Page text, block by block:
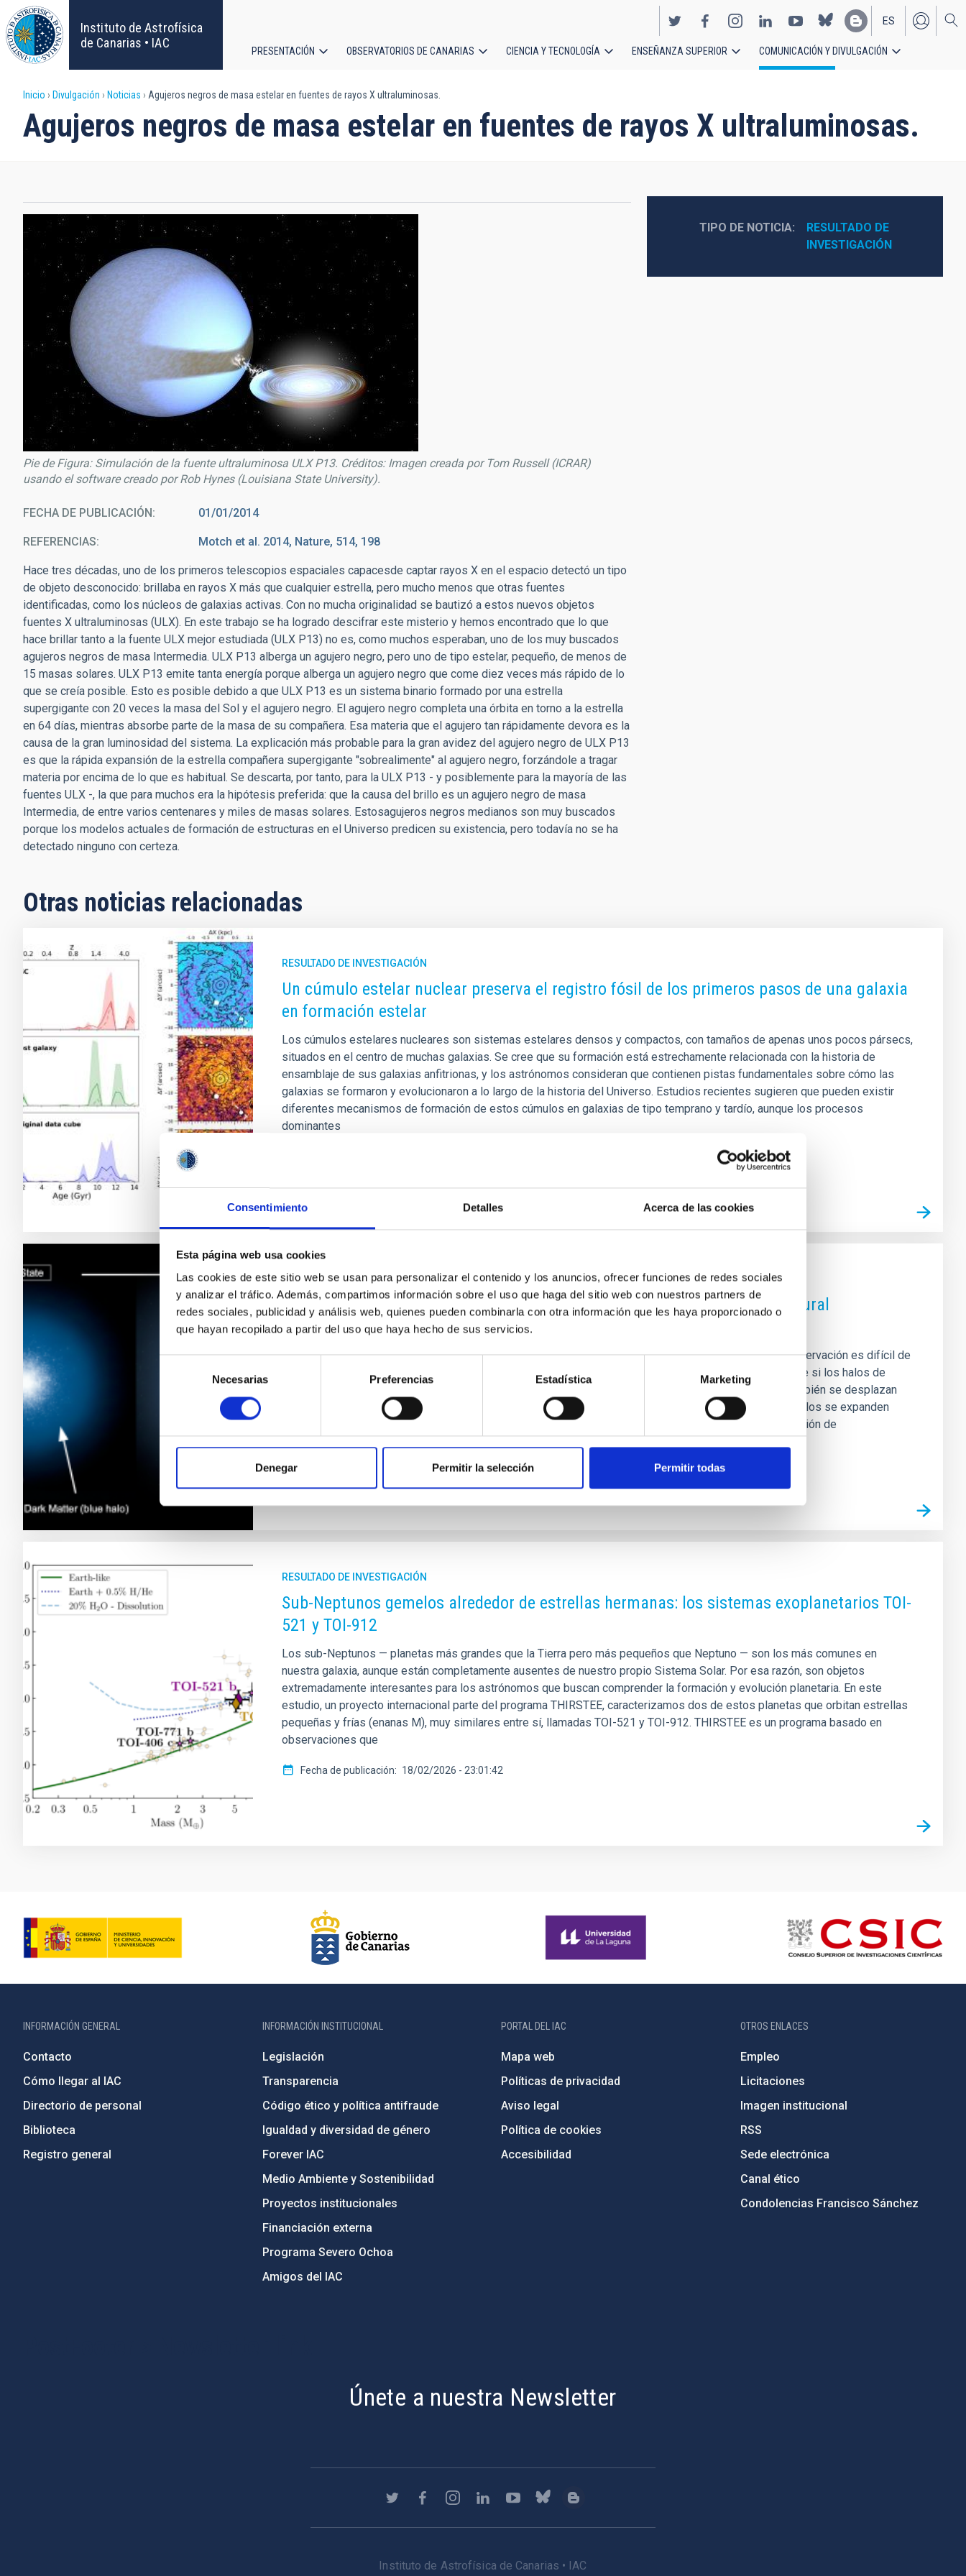
Consentimiento Detalles Acerca de las cookies
Esta página web usa cookies
Las cookies de este sitio web se usan para personalizar el contenido y los anuncios, ofrecer funciones de redes sociales
y analizar el tráfico. Además, compartimos información sobre el uso que haga del sitio web con nuestros partners de
redes sociales, publicidad y análisis web, quienes pueden combinarla con otra información que les haya proporcionado o
que hayan recopilado a partir del uso que haya hecho de sus servicios.
consentimiento
Necesarias Preferencias Estadística Marketing
Denegar Permitir la selección Permitir todas
Pasar
al
contenido
principal
Instituto de Astrofísica
de Canarias • IAC
EN
ES
principal
PRESENTACIÓN OBSERVATORIOS DE CANARIAS CIENCIA Y TECNOLOGÍA ENSEÑANZA SUPERIOR COMUNICACIÓN Y DIVULGACIÓN
Sobrescribir
enlaces
ayuda
a
navegación
Inicio Divulgación Noticias Agujeros negros de masa estelar en fuentes de rayos X ultraluminosas.
Agujeros negros de masa estelar en fuentes de rayos X ultraluminosas.
Pie de Figura: Simulación de la fuente ultraluminosa ULX P13. Créditos: Imagen creada por Tom Russell (ICRAR)
usando el software creado por Rob Hynes (Louisiana State University).
FECHA DE PUBLICACIÓN 01/01/2014
REFERENCIAS Motch et al. 2014, Nature, 514, 198
Hace tres décadas, uno de los primeros telescopios espaciales capacesde captar rayos X en el espacio detectó un tipo
de objeto desconocido: brillaba en rayos X más que cualquier estrella, pero mucho menos que otras fuentes
identificadas, como los núcleos de galaxias activas. Con no mucha originalidad se bautizó a estos nuevos objetos
fuentes X ultraluminosas (ULX). En este trabajo se ha logrado descifrar este misterio y hemos encontrado que lo que
hace brillar tanto a la fuente ULX mejor estudiada (ULX P13) no es, como muchos esperaban, uno de los muy buscados
agujeros negros de masa Intermedia. ULX P13 alberga un agujero negro, pero uno de tipo estelar, pequeño, de menos de
15 masas solares. ULX P13 emite tanta energía porque alberga un agujero negro que come diez veces más rápido de lo
que se creía posible. Esto es posible debido a que ULX P13 es un sistema binario formado por una estrella
supergigante con 20 veces la masa del Sol y el agujero negro. El agujero negro completa una órbita en torno a la estrella
en 64 días, mientras absorbe parte de la masa de su compañera. Esa materia que el agujero tan rápidamente devora es la
causa de la gran luminosidad del sistema. La explicación más probable para la gran avidez del agujero negro de ULX P13
es que la rápida expansión de la estrella compañera supergigante "sobrealimente" al agujero negro, forzándole a tragar
materia por encima de lo que es habitual. Se descarta, por tanto, para la ULX P13 - y posiblemente para la mayoría de las
fuentes ULX -, la que para muchos era la hipótesis preferida: que la causa del brillo es un agujero negro de masa
Intermedia, de entre varios centenares y miles de masas solares. Estosagujeros negros medianos son muy buscados
porque los modelos actuales de formación de estructuras en el Universo predicen su existencia, pero todavía no se ha
detectado ninguno con certeza.
TIPO DE NOTICIA
RESULTADO DE
INVESTIGACIÓN
Otras noticias relacionadas
RESULTADO DE INVESTIGACIÓN
Un cúmulo estelar nuclear preserva el registro fósil de los primeros pasos de una galaxia
en formación estelar
Los cúmulos estelares nucleares son sistemas estelares densos y compactos, con tamaños de apenas unos pocos pársecs,
situados en el centro de muchas galaxias. Se cree que su formación está estrechamente relacionada con la historia de
ensamblaje de sus galaxias anfitrionas, y los astrónomos consideran que contienen pistas fundamentales sobre cómo las
galaxias se formaron y evolucionaron a lo largo de la historia del Universo. Estudios recientes sugieren que pueden existir
diferentes mecanismos de formación de estos cúmulos en galaxias de tipo temprano y tardío, aunque los procesos
dominantes
RESULTADO DE INVESTIGACIÓN
La lenta expansión de los halos de materia oscura produce de manera natural
distribuciones estelares tan extendidas como las observadas
Las galaxias de masa mas pequeña tienen una distribución de estrellas muy poco concentrada. Esta observación es difícil de
reconciliar con las predicciones del modelo de consenso de materia oscura. Nuestro trabajo muestra que si los halos de
materia oscura se expanden lentamente hasta formar un centro de densidad constante, las estrellas también se desplazan
hacia afuera, produciendo distribuciones estelares como las observadas. Este proceso por el que los halos se expanden
surge en muchos modelos alternativos de materia oscura, dándonos la posibilidad de utilizar la distribución de
RESULTADO DE INVESTIGACIÓN
Sub-Neptunos gemelos alrededor de estrellas hermanas: los sistemas exoplanetarios TOI-
521 y TOI-912
Los sub-Neptunos — planetas más grandes que la Tierra pero más pequeños que Neptuno — son los más comunes en
nuestra galaxia, aunque están completamente ausentes de nuestro propio Sistema Solar. Por esa razón, son objetos
extremadamente interesantes para los astrónomos que buscan comprender la formación y evolución planetaria. En este
estudio, un proyecto internacional parte del programa THIRSTEE, caracterizamos dos de estos planetas que orbitan estrellas
pequeñas y frías (enanas M), muy similares entre sí, llamadas TOI-521 y TOI-912. THIRSTEE es un programa basado en
observaciones que
Fecha de publicación 18/02/2026 - 23:01:42
INFORMACIÓN GENERAL
Contacto
Cómo llegar al IAC
Directorio de personal
Biblioteca
Registro general
INFORMACIÓN INSTITUCIONAL
Legislación
Transparencia
Código ético y política antifraude
Igualdad y diversidad de género
Forever IAC
Medio Ambiente y Sostenibilidad
Proyectos institucionales
Financiación externa
Programa Severo Ochoa
Amigos del IAC
PORTAL DEL IAC
Mapa web
Políticas de privacidad
Aviso legal
Política de cookies
Accesibilidad
OTROS ENLACES
Empleo
Licitaciones
Imagen institucional
RSS
Sede electrónica
Canal ético
Condolencias Francisco Sánchez
Únete a nuestra Newsletter
Instituto de Astrofísica de Canarias • IAC